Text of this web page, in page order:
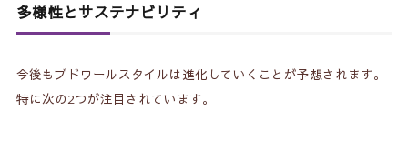
多様性とサステナビリティ
今後もブドワールスタイルは進化していくことが予想されます。
特に次の2つが注目されています。